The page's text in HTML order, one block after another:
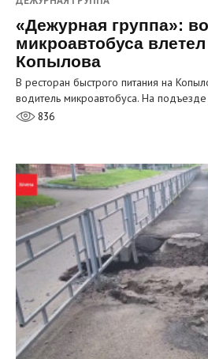
«Дежурная группа»:
микроавтобуса
Копылова
В ресторан быстрого питания на
водитель микроавтобуса. На
836